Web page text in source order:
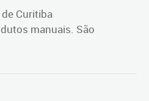
Curitiba
manuais. São